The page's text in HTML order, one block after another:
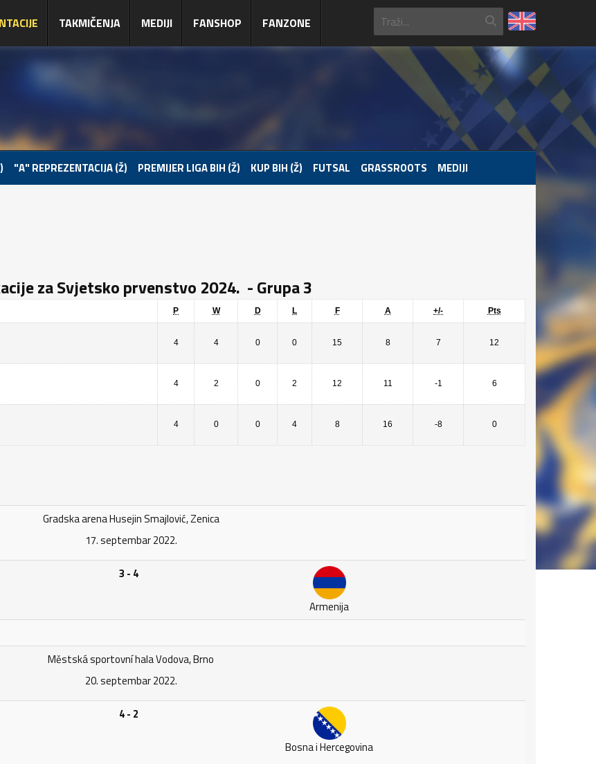
TAKMIČENJA MEDIJI FANSHOP FANZONE
"A" REPREZENTACIJA (Ž) PREMIJER LIGA BIH (Ž) KUP BIH (Ž) FUTSAL GRASSROOTS MEDIJI
za Svjetsko prvenstvo 2024. - Grupa 3
P W D L F A +/- Pts
4 4 0 0 15 8 7 12
4 2 0 2 12 11 -1 6
4 0 0 4 8 16 -8 0
Gradska arena Husejin Smajlović, Zenica
17. septembar 2022.
3 - 4
Armenija
Městská sportovní hala Vodova, Brno
20. septembar 2022.
4 - 2
Bosna i Hercegovina